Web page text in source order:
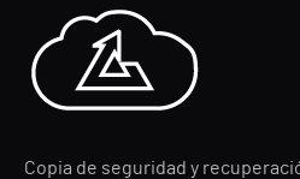
Copia de seguridad y